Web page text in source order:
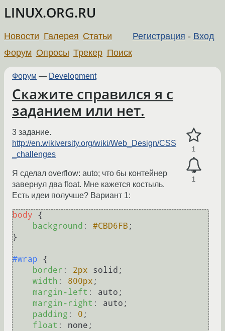
LINUX.ORG.RU
Регистрация - Вход
Новости Галерея Статьи
Форум Опросы Трекер Поиск
Форум — Development
Скажите справился я с
заданием или нет.
1
1
3 задание.
http://en.wikiversity.org/wiki/Web_Design/CSS
_challenges
Я сделал overflow: auto; что бы контейнер
завернул два float. Мне кажется костыль.
Есть идеи получше? Вариант 1:
body {
background : #CBD6FB ;
}
#wrap {
border : 2px solid;
width : 800px ;
margin-left : auto;
margin-right : auto;
padding : 0 ;
float : none;